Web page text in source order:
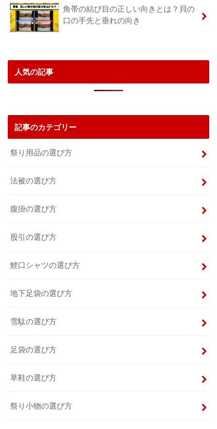
角帯の結び目の正しい向きとは？貝の
口の手先と垂れの向き
人気の記事
記事のカテゴリー
祭り用品の選び方
法被の選び方
腹掛の選び方
股引の選び方
鯉口シャツの選び方
地下足袋の選び方
雪駄の選び方
足袋の選び方
草鞋の選び方
祭り小物の選び方